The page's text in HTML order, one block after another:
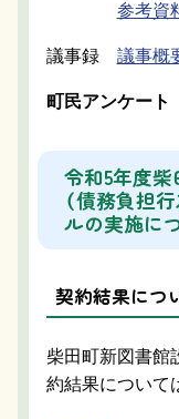
参考資
議事録 議事概
町民アンケー
令和5年度
（債務負担
ルの実施に
契約結果につ
柴田町新図書館
約結果について